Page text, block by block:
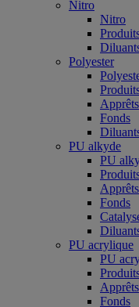
Nitro
Nitro
Polyester
Apprêts
Fonds
PU alkyde
PU
Apprêts
Fonds
PU acrylique
PU
Apprêts
Fonds